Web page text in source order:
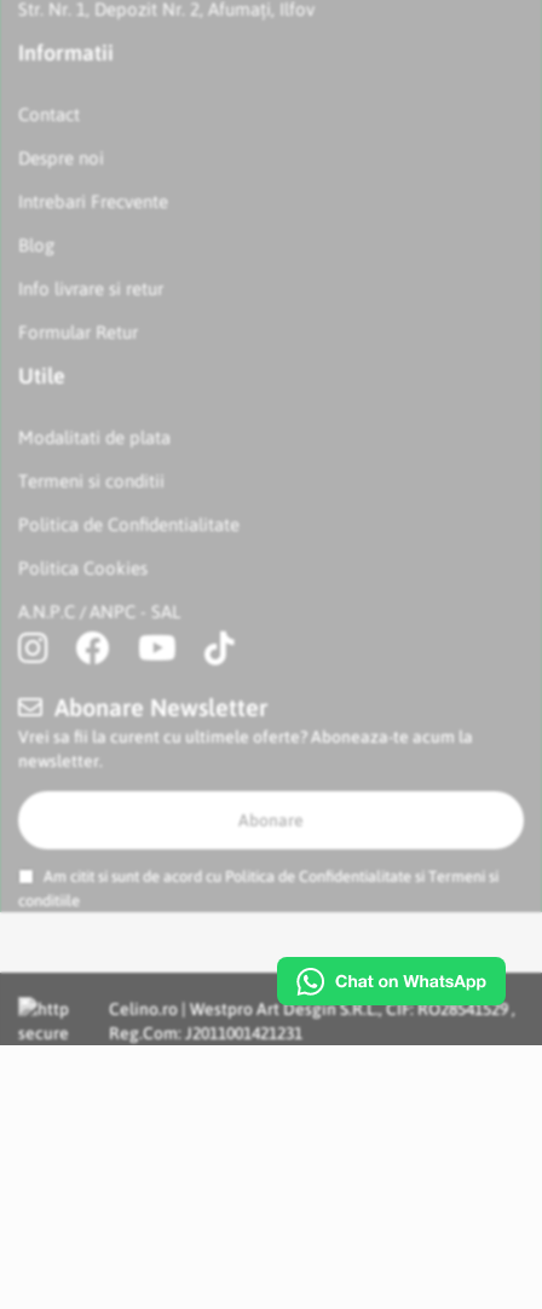
Str. Nr. 1, Depozit Nr. 2, Afumați, Ilfov
Informatii
Contact
Despre noi
Intrebari Frecvente
Blog
Info livrare si retur
Formular Retur
Utile
Modalitati de plata
Termeni si conditii
Politica de Confidentialitate
Politica Cookies
A.N.P.C / ANPC - SAL
Abonare Newsletter
Vrei sa fii la curent cu ultimele oferte? Aboneaza-te acum la
newsletter.
Abonare
Am citit si sunt de acord cu Politica de Confidentialitate si
Termeni si
conditiile
Celino.ro | Westpro Art Desgin S.R.L., CIF: RO28541529 ,
Reg.Com: J2011001421231